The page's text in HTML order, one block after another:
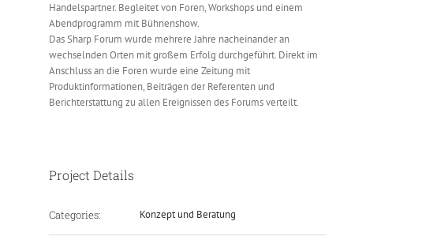
Handelspartner. Begleitet von Foren, Workshops und einem
Abendprogramm mit Bühnenshow.
Das Sharp Forum wurde mehrere Jahre nacheinander an
wechselnden Orten mit großem Erfolg durchgeführt. Direkt im
Anschluss an die Foren wurde eine Zeitung mit
Produktinformationen, Beiträgen der Referenten und
Berichterstattung zu allen Ereignissen des Forums verteilt.
Project Details
Categories: Konzept und Beratung